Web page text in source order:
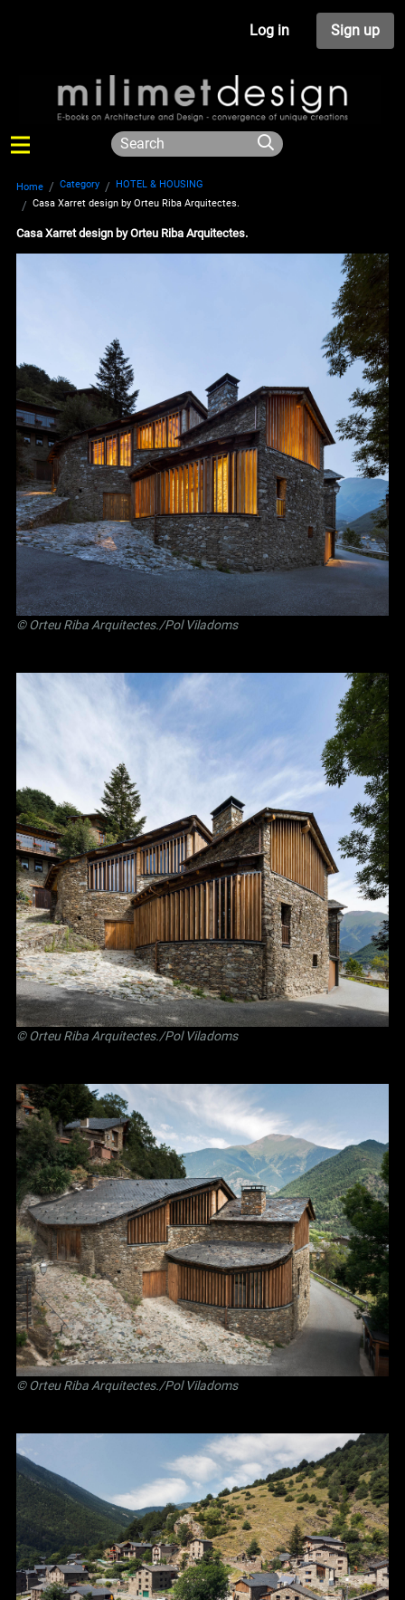
Log in Sign up
Home Category
HOTEL & HOUSING
Casa Xarret design by Orteu Riba Arquitectes.
Casa Xarret design by Orteu Riba Arquitectes.
©Orteu Riba Arquitectes./Pol Viladoms
©Orteu Riba Arquitectes./Pol Viladoms
©Orteu Riba Arquitectes./Pol Viladoms